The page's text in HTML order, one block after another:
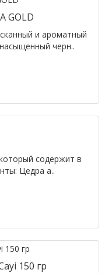
GOLD
и ароматный
черн..
содержит в
Цедра а..
150 гр